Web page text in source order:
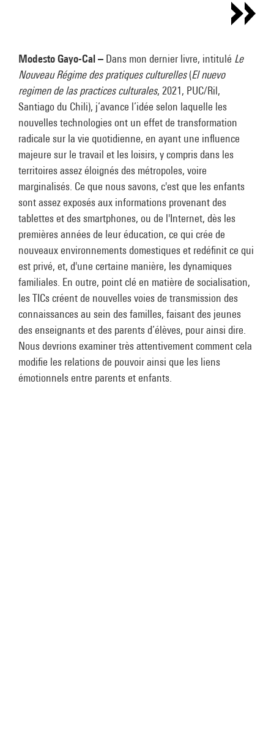
Modesto Gayo-Cal – Dans mon dernier livre, intitulé Le
Nouveau Régime des pratiques culturelles(El nuevo
regimen de las practices culturales, 2021, PUC/Ril,
Santiago du Chili), j’avance l’idée selon laquelle les
nouvelles technologies ont un effet de transformation
radicale sur la vie quotidienne, en ayant une influence
majeure sur le travail et les loisirs, y compris dans les
territoires assez éloignés des métropoles, voire
marginalisés. Ce que nous savons, c'est que les enfants
sont assez exposés aux informations provenant des
tablettes et des smartphones, ou de l'Internet, dès les
premières années de leur éducation, ce qui crée de
nouveaux environnements domestiques et redéfinit ce qui
est privé, et, d'une certaine manière, les dynamiques
familiales. En outre, point clé en matière de socialisation,
les TICs créent de nouvelles voies de transmission des
connaissances au sein des familles, faisant des jeunes
des enseignants et des parents d’élèves, pour ainsi dire.
Nous devrions examiner très attentivement comment cela
modifie les relations de pouvoir ainsi que les liens
émotionnels entre parents et enfants.